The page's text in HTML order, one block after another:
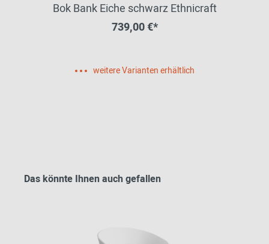
Bok Bank Eiche schwarz Ethnicraft
739,00 €*
weitere Varianten erhältlich
Das könnte Ihnen auch gefallen